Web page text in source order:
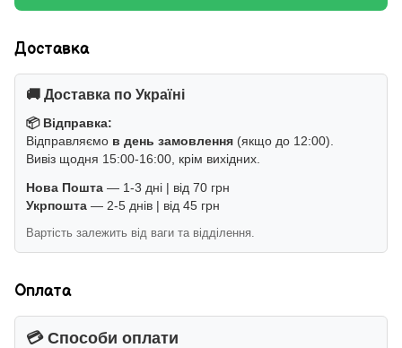
Доставка
🚚 Доставка по Україні
📦 Відправка:
Відправляємо в день замовлення (якщо до 12:00).
Вивіз щодня 15:00-16:00, крім вихідних.
Нова Пошта — 1-3 дні | від 70 грн
Укрпошта — 2-5 днів | від 45 грн
Вартість залежить від ваги та відділення.
Оплата
💳 Способи оплати